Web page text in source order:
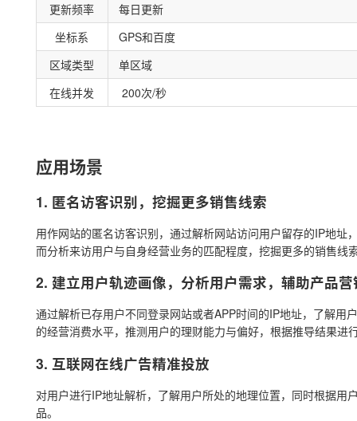
更新频率
每日更新
坐标系
GPS和百度
区域类型
单区域
在线并发
200次/秒
应用场景
1. 匿名访客识别，挖掘更多销售线索
用作网站的匿名访客识别，通过解析网站访问用户留存的IP地
而分析来访用户与自身经营业务的匹配程度，挖掘更多的销售线
2. 建立用户轨迹画像，分析用户需求，辅助产品营
通过解析已存用户不同登录网站或者APP时间的IP地址，了解
的经营消费水平，推测用户的理财能力与偏好，根据推导结果进
3. 互联网在线广告精准投放
对用户进行IP地址解析，了解用户所处的地理位置，同时根据
品。